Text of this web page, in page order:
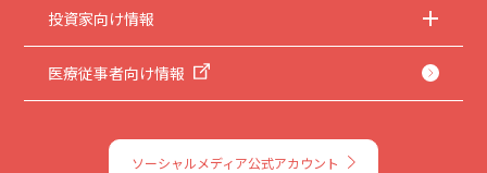
投資家向け情報
医療従事者向け情報
ソーシャルメディア公式アカウント